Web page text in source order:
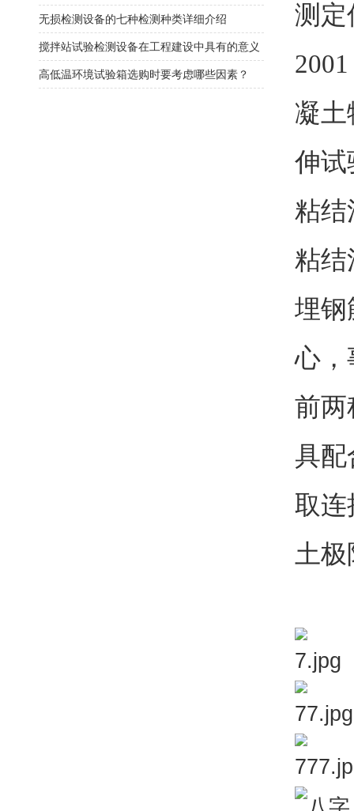
测定
凝土
伸试
粘结
粘结
埋钢
心，
前两
具配
取连
土
无损检测设备的七种检测种类详细介绍
搅拌站试验检测设备在工程建设中具有的意义
高低温环境试验箱选购时要考虑哪些因素？